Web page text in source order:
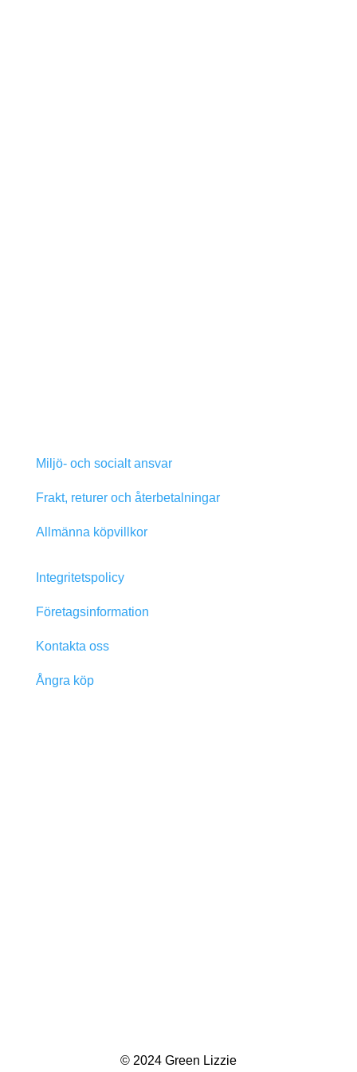
Miljö- och socialt ansvar
Frakt, returer och återbetalningar
Allmänna köpvillkor
Integritetspolicy
Företagsinformation
Kontakta oss
Ångra köp
© 2024 Green Lizzie